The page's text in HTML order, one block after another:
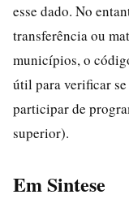
esse dado. No
transferência ou
municípios, o
útil para verificar
participar de
superior).
Em Sintese